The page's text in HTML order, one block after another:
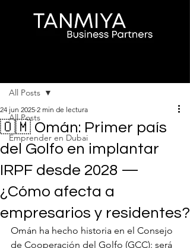
All Posts
Emprender en Dubai
All Posts
🇴🇲 Omán: Primer país
del Golfo en implantar
IRPF desde 2028 —
¿Cómo afecta a
empresarios y residentes?
24 jun 2025 2 min de lectura
Omán ha hecho historia en el Consejo
de Cooperación del Golfo (GCC): será